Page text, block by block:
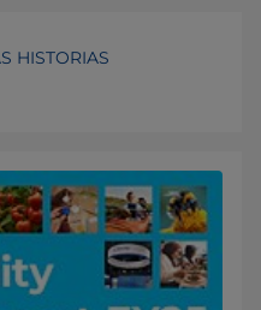
HISTORIAS